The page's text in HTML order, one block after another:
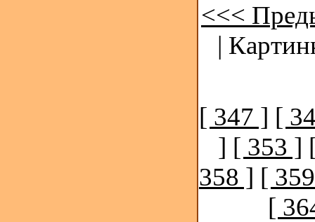
<<<
|
[ 347 ] [
] [ 353 ]
358 ] [
[